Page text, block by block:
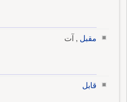
مقبل , آت
قابل